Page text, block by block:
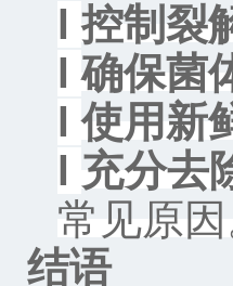
l 控制裂
l 确保菌
l 使用新
l 充分去
常见原因
结语